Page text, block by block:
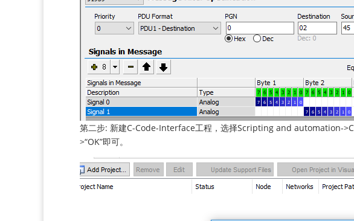
第二步: 新建C-Code-Interface工程，选择Scripting and automation-
>“OK”即可。